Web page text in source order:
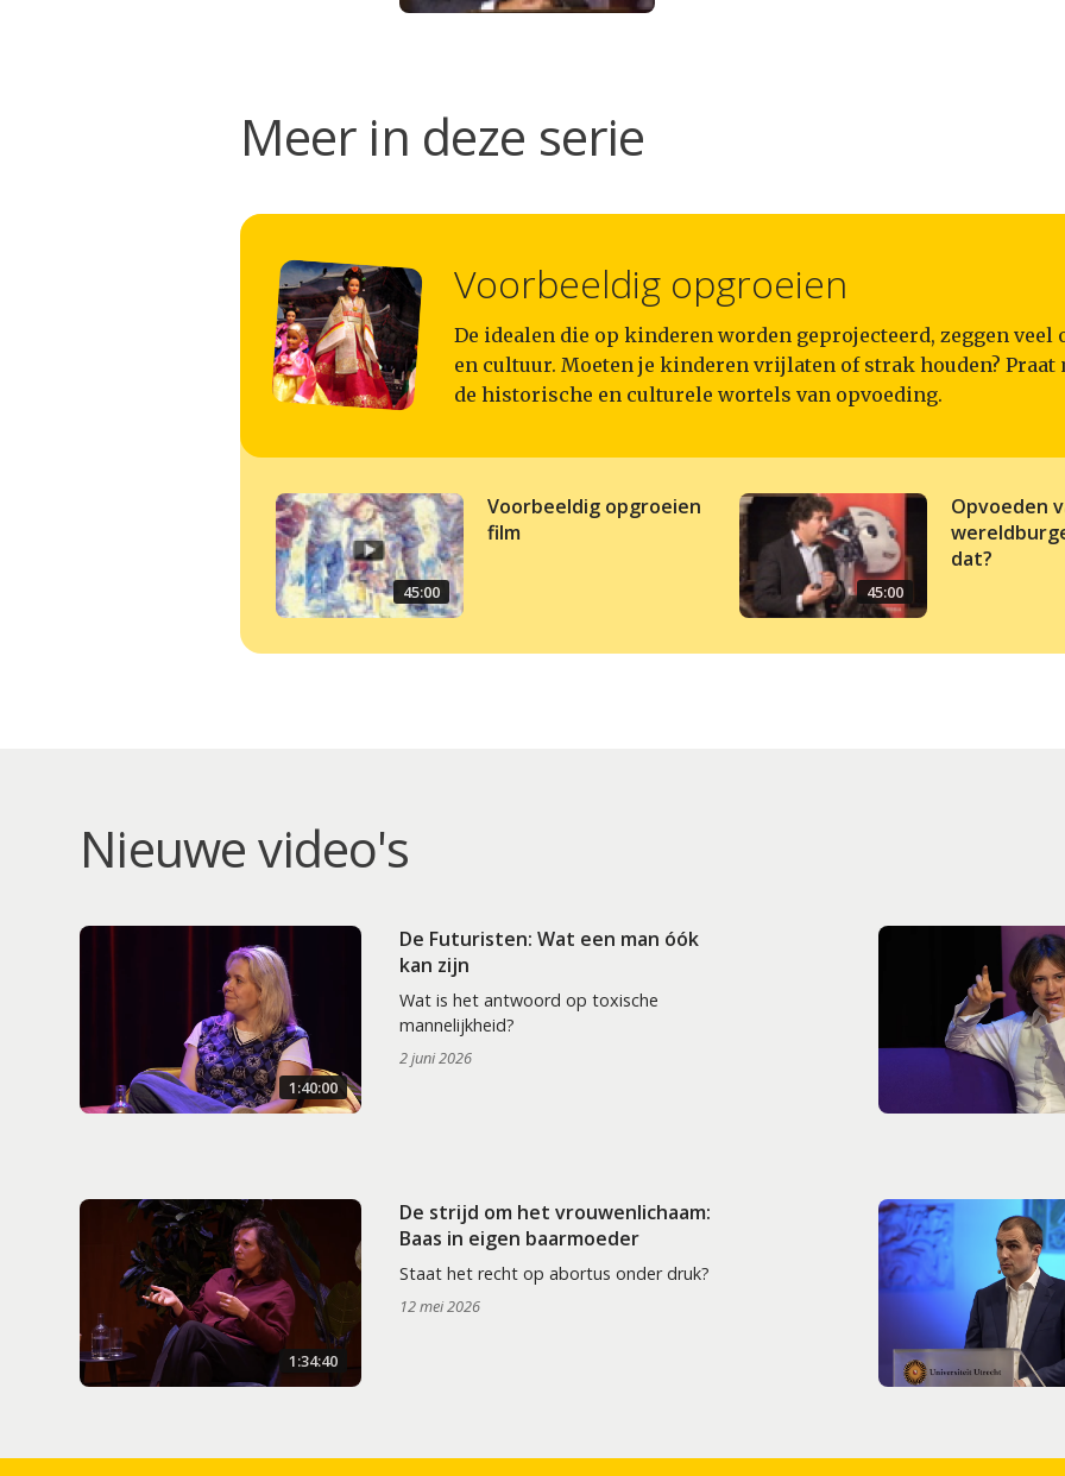
Meer in deze serie
Voorbeeldig opgroeien
De idealen die op kinderen worden geprojecteerd, zeggen veel
en cultuur. Moeten je kinderen vrijlaten of strak houden? Praat
de historische en culturele wortels van opvoeding.
45:00
Voorbeeldig opgroeien
film
45:00
Opvoeden
dat?
Nieuwe video's
1:40:00
De Futuristen: Wat een man óók
kan zijn
Wat is het antwoord op toxische
mannelijkheid?
2 juni 2026
1:34:40
De strijd om het vrouwenlichaam:
Baas in eigen baarmoeder
Staat het recht op abortus onder druk?
12 mei 2026